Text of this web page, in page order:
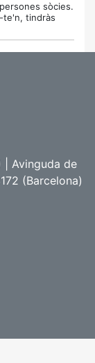
sòcies.
te'n, tindràs
| Avinguda de
(Barcelona)